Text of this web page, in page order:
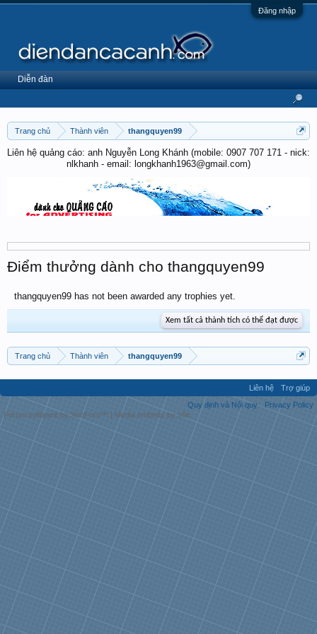
Đăng nhập
Trang chủ Thành viên thangquyen99
Liên hệ quảng cáo: anh Nguyễn Long Khánh (mobile: 0907 707 171 - nick:
nlkhanh - email: longkhanh1963@gmail.com)
Điểm thưởng dành cho thangquyen99
thangquyen99 has not been awarded any trophies yet.
Xem tất cả thành tích có thể đạt được
Trang chủ Thành viên thangquyen99
Diễn đàn
Liên hệ
Trợ giúp
Quy định và Nội quy
Privacy Policy
Forum software by XenForo™ | Media embeds by s9e